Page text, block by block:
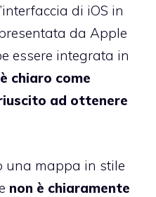
di iOS in
da Apple
essere integrata in
chiaro come
ad ottenere
una mappa in stile
non è chiaramente